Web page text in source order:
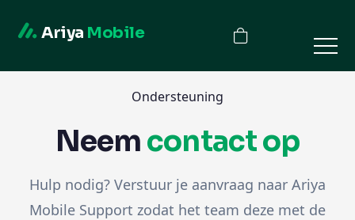
Ariya Mobile
Ondersteuning
Neem contact op
Hulp nodig? Verstuur je aanvraag naar Ariya
Mobile Support zodat het team deze met de